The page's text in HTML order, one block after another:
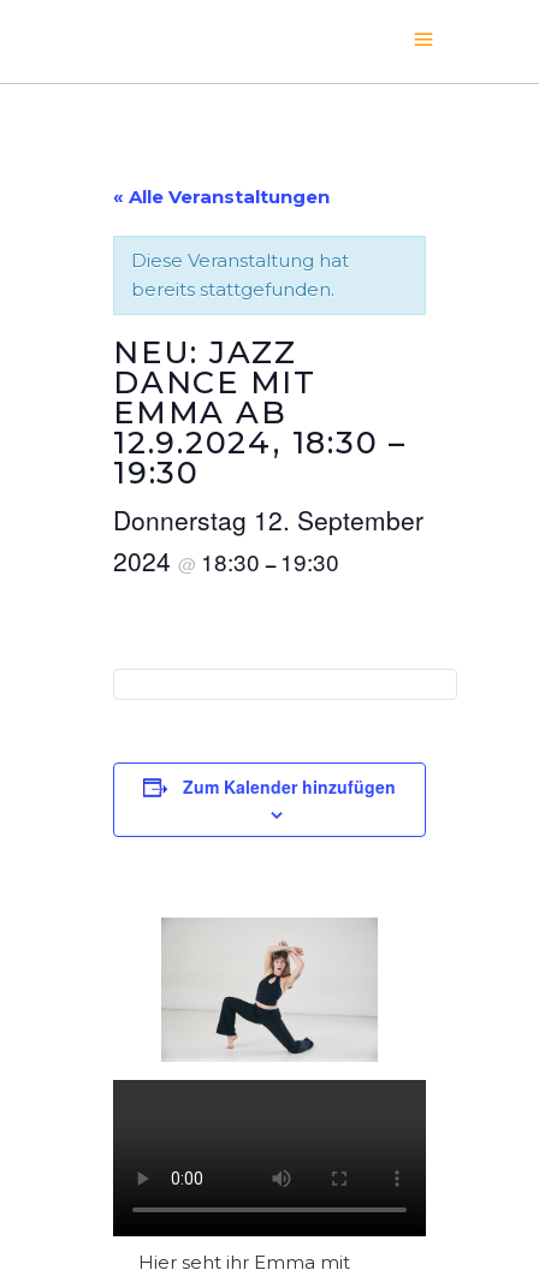
« Alle Veranstaltungen
Diese Veranstaltung hat
bereits stattgefunden.
NEU: JAZZ
DANCE MIT
EMMA AB
12.9.2024, 18:30 –
19:30
Donnerstag 12. September
2024 @ 18:30– 19:30
Zum Kalender hinzufügen
Hier seht ihr Emma mit